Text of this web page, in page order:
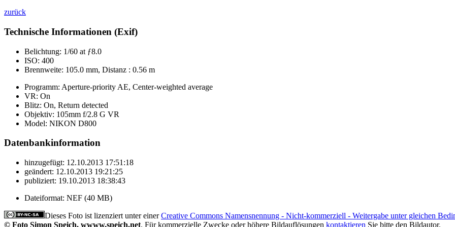
zurück
Technische Informationen (Exif)
Belichtung: 1/60 at ƒ8.0
ISO: 400
Brennweite: 105.0 mm, Distanz : 0.56 m
Programm: Aperture-priority AE, Center-weighted average
VR: On
Blitz: On, Return detected
Objektiv: 105mm f/2.8 G VR
Model: NIKON D800
Datenbankinformation
hinzugefügt: 12.10.2013 17:51:18
geändert: 12.10.2013 19:21:25
publiziert: 19.10.2013 18:38:43
Dateiformat: NEF (40 MB)
Dieses Foto ist lizenziert unter einerCreative Commons Namensnennung - Nicht-kommerziell - Weitergabe unter gleichen
© Foto Simon Speich, wwww.speich.net. Für kommerzielle Zwecke oder höhere Bildauflösungen kontaktieren Sie bitte den Bildautor.